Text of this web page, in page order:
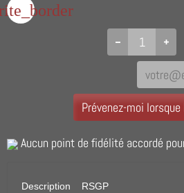
Prévenez-moi
Aucun point de fidélité accordé
Description RSGP